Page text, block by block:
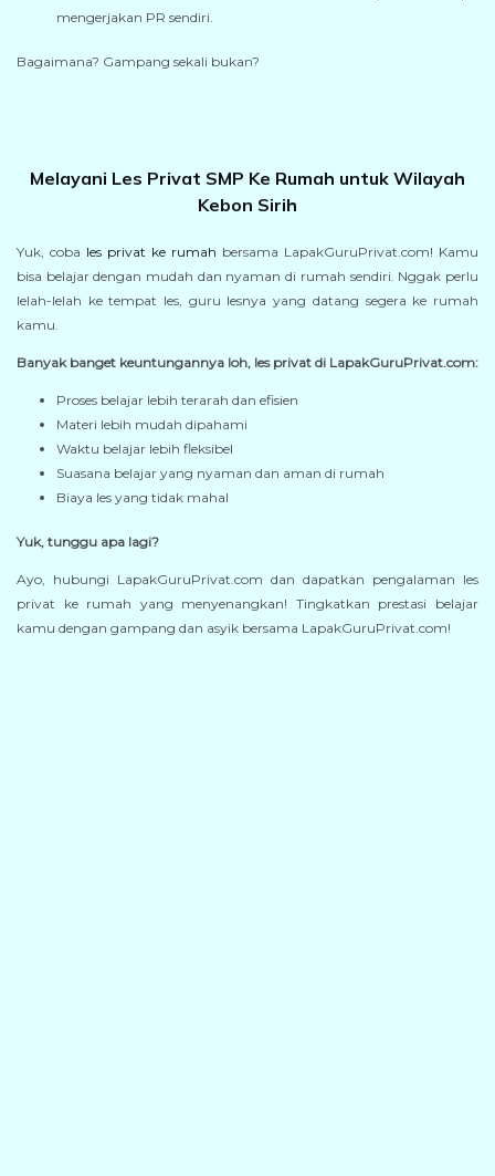
mengerjakan PR sendiri.
Bagaimana? Gampang sekali bukan?
Melayani Les Privat SMP Ke Rumah untuk Wilayah
Kebon Sirih
Yuk, coba les privat ke rumah bersama LapakGuruPrivat.com! Kamu
bisa belajar dengan mudah dan nyaman di rumah sendiri. Nggak perlu
lelah-lelah ke tempat les, guru lesnya yang datang segera ke rumah
kamu.
Banyak banget keuntungannya loh, les privat di LapakGuruPrivat.com:
Proses belajar lebih terarah dan efisien
Materi lebih mudah dipahami
Waktu belajar lebih fleksibel
Suasana belajar yang nyaman dan aman di rumah
Biaya les yang tidak mahal
Yuk, tunggu apa lagi?
Ayo, hubungi LapakGuruPrivat.com dan dapatkan pengalaman les
privat ke rumah yang menyenangkan! Tingkatkan prestasi belajar
kamu dengan gampang dan asyik bersama LapakGuruPrivat.com!